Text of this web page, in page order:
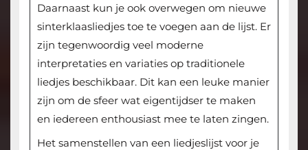
Daarnaast kun je ook overwegen om nieuwe
sinterklaasliedjes toe te voegen aan de lijst. Er
zijn tegenwoordig veel moderne
interpretaties en variaties op traditionele
liedjes beschikbaar. Dit kan een leuke manier
zijn om de sfeer wat eigentijdser te maken
en iedereen enthousiast mee te laten zingen.
Het samenstellen van een liedjeslijst voor je